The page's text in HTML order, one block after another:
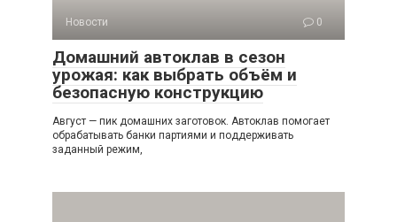
Новости 0
Домашний автоклав в сезон
урожая: как выбрать объём и
безопасную конструкцию
Август — пик домашних заготовок. Автоклав помогает
обрабатывать банки партиями и поддерживать
заданный режим,